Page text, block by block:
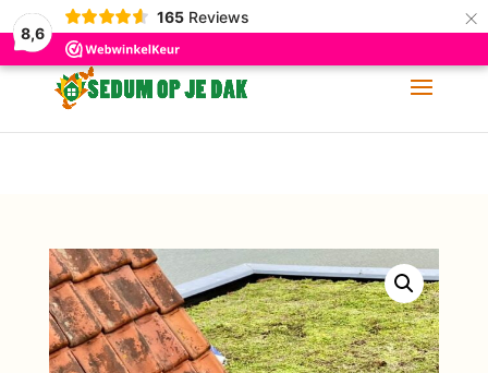
8,6
165 Reviews ×
06-11 88 62 60 info@sedumopjedak.nl